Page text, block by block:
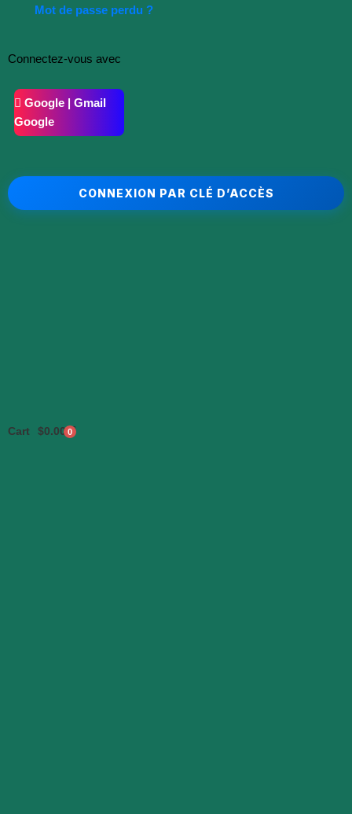
Mot de passe perdu ?
Connectez-vous avec
Google | Gmail
Google
CONNEXION PAR CLÉ D’ACCÈS
Cart $0.000